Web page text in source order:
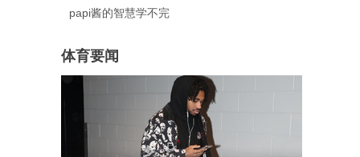
papi酱的智慧学不完
体育要闻